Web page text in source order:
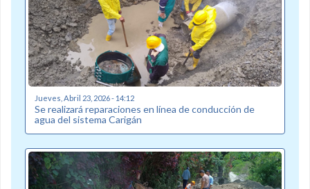
Jueves, Abril 23, 2026 - 14:12
Se realizará reparaciones en línea de conducción de
agua del sistema Carigán